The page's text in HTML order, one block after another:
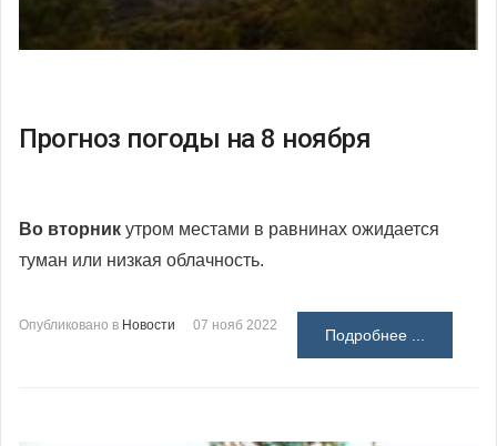
Прогноз погоды на 8 ноября
Во вторник утром местами в равнинах ожидается
туман или низкая облачность.
Опубликовано в Новости 07 нояб 2022
Подробнее ...